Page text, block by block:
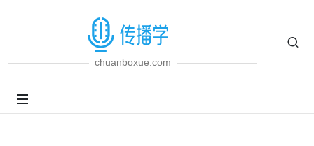
chuanboxue.com